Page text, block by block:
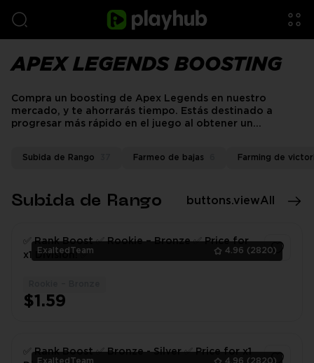
APEX LEGENDS BOOSTING
Compra un boosting de Apex Legends en nuestro
mercado, y te ahorrarás tiempo. Estás destinado a
progresar más rápido en el juego al obtener un
Subida de Rango Farmeo de bajas Farming de
Subida de Rango buttons.viewAll
ExaltedTeam 4.96 (2820)
✅ Rank Boost ✅ Rookie – Bronze ✅ Price for
x1 Division! ✅
$1.59
ExaltedTeam 4.96 (2820)
✅ Rank Boost ✅ Bronze - Silver ✅ Price for x1